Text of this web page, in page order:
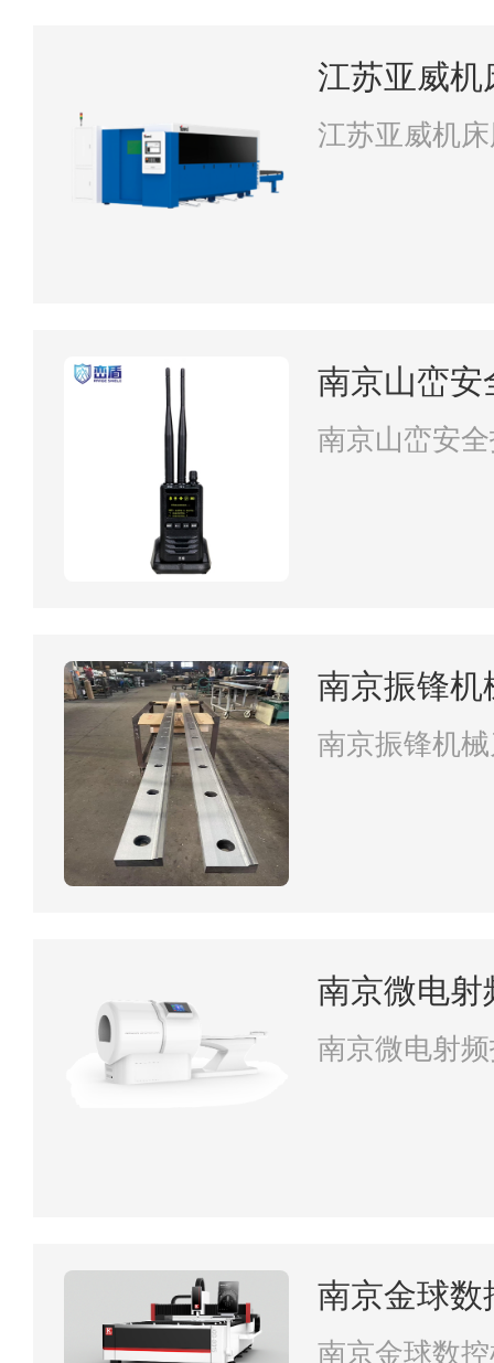
江苏亚威机
江苏亚威机
南京山峦安
南京山峦安
南京振锋机
南京振锋机
南京微电射
南京微电射
南京金球数
司
南京金球数